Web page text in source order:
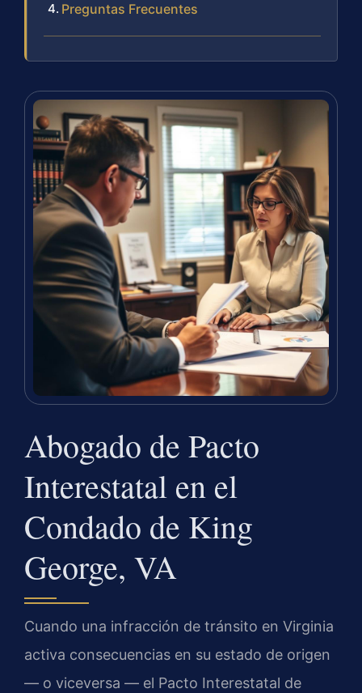
Preguntas Frecuentes
Abogado de Pacto
Interestatal en el
Condado de King
George, VA
Cuando una infracción de tránsito en Virginia
activa consecuencias en su estado de origen
— o viceversa — el Pacto Interestatal de